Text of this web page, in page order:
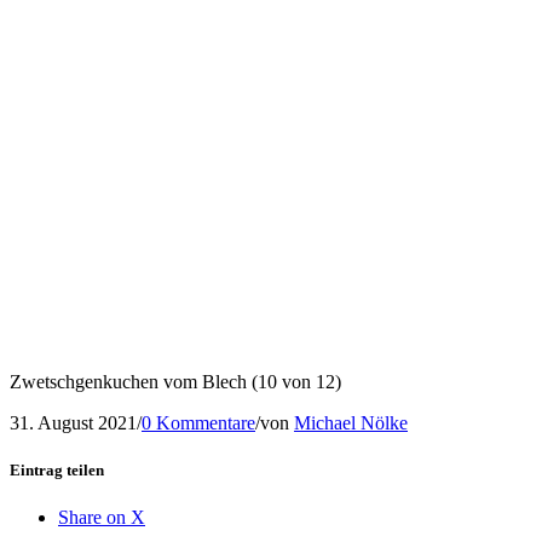
Zwetschgenkuchen vom Blech (10 von 12)
31. August 2021/0 Kommentare/von Michael Nölke
Eintrag teilen
Share on X